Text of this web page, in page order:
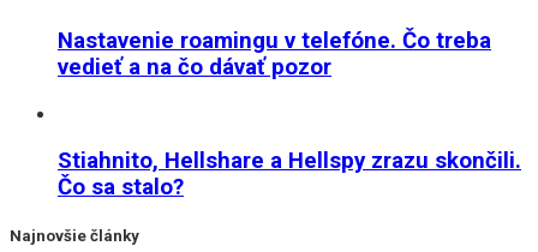
Nastavenie roamingu v telefóne. Čo treba
vedieť a na čo dávať pozor
Stiahnito, Hellshare a Hellspy zrazu skončili.
Čo sa stalo?
Najnovšie články